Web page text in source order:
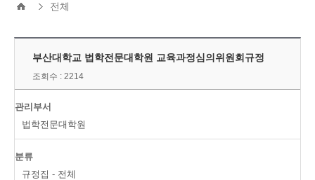
전체
부산대학교 법학전문대학원 교육과정심의위원회규정
조회수 : 2214
관리부서
법학전문대학원
분류
규정집 - 전체